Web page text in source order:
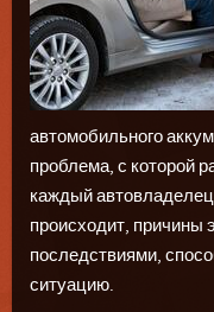
автомобильного
проблема, с которой
каждый
происходит, причины
последствиями,
ситуацию.